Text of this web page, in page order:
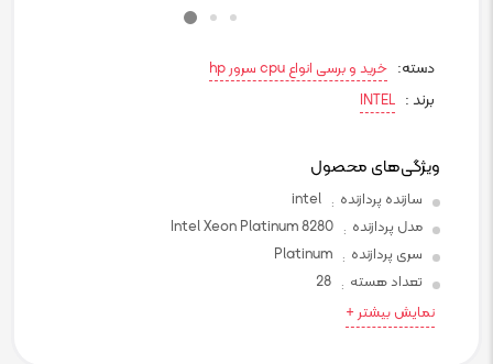
دسته: خرید و برسی انواع cpu سرور hp
برند : INTEL
ویژگی‌های محصول
سازنده پردازنده :
intel
مدل پردازنده :
Intel Xeon Platinum 8280
سری پردازنده :
Platinum
تعداد هسته :
28
نمایش بیشتر +